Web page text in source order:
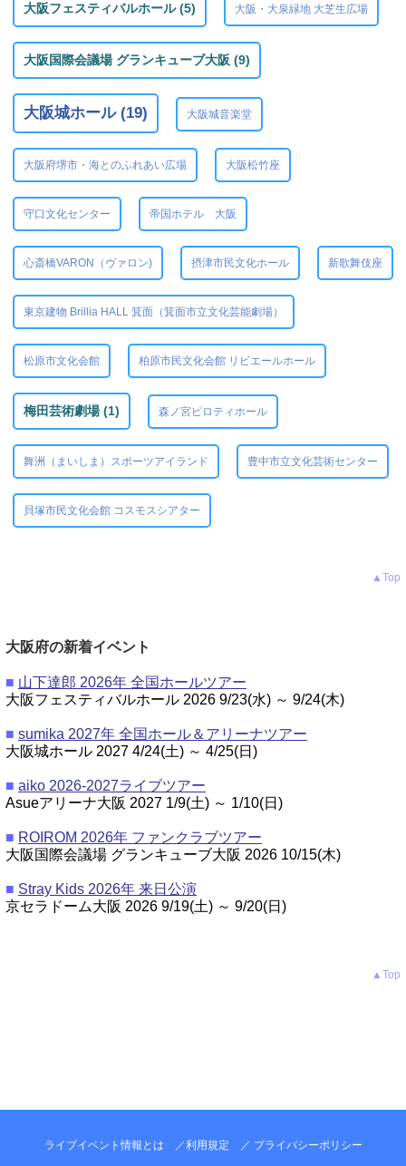
大阪フェスティバルホール (5) 大阪・大泉緑地 大芝生広場
大阪国際会議場 グランキューブ大阪 (9)
大阪城ホール (19) 大阪城音楽堂
大阪府堺市・海とのふれあい広場 大阪松竹座
守口文化センター 帝国ホテル 大阪
心斎橋VARON（ヴァロン) 摂津市民文化ホール 新歌舞伎座
東京建物 Brillia HALL 箕面（箕面市立文化芸能劇場）
松原市文化会館 柏原市民文化会館 リビエールホール
梅田芸術劇場 (1) 森ノ宮ピロティホール
舞洲（まいしま）スポーツアイランド 豊中市立文化芸術センター
貝塚市民文化会館 コスモスシアター
▲Top
大阪府の新着イベント
■ 山下達郎 2026年 全国ホールツアー
大阪フェスティバルホール 2026 9/23(水) ～ 9/24(木)
■ sumika 2027年 全国ホール＆アリーナツアー
大阪城ホール 2027 4/24(土) ～ 4/25(日)
■ aiko 2026-2027ライブツアー
Asueアリーナ大阪 2027 1/9(土) ～ 1/10(日)
■ ROIROM 2026年 ファンクラブツアー
大阪国際会議場 グランキューブ大阪 2026 10/15(木)
■ Stray Kids 2026年 来日公演
京セラドーム大阪 2026 9/19(土) ～ 9/20(日)
▲Top
ライブイベント情報とは ／利用規定 ／ プライバシーポリシー